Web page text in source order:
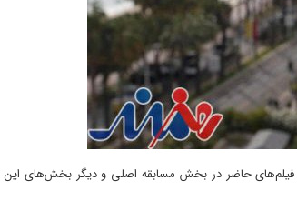
حاضر در بخش مسابقه اصلی و دیگر بخش‌های این